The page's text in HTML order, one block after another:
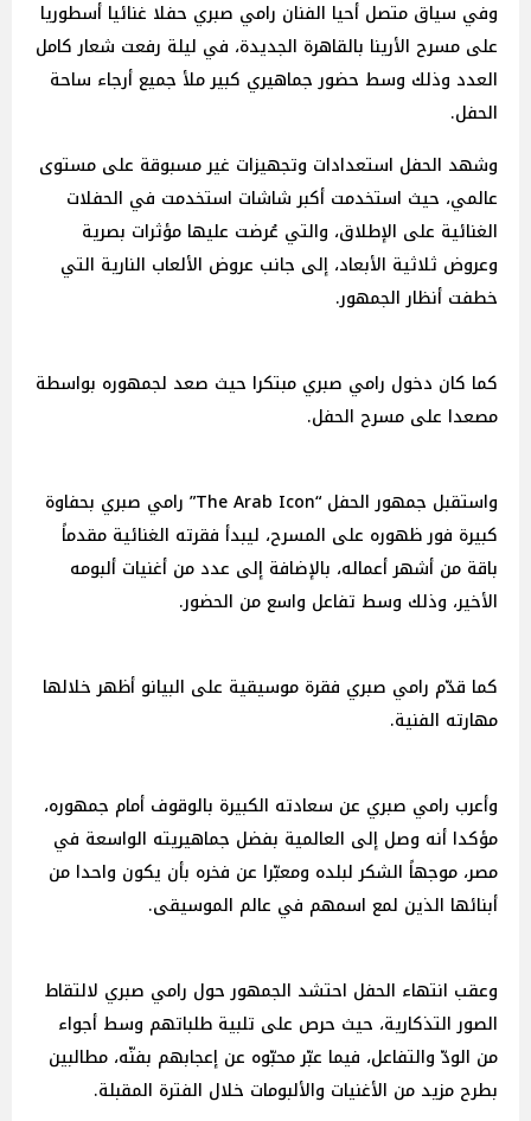
وفي سياق متصل أحيا الفنان رامي صبري حفلا غنائيا أسطوريا
على مسرح الأرينا بالقاهرة الجديدة، في ليلة رفعت شعار كامل
العدد وذلك وسط حضور جماهيري كبير ملأ جميع أرجاء ساحة
الحفل.
وشهد الحفل استعدادات وتجهيزات غير مسبوقة على مستوى
عالمي، حيث استخدمت أكبر شاشات استخدمت في الحفلات
الغنائية على الإطلاق، والتي عُرضت عليها مؤثرات بصرية
وعروض ثلاثية الأبعاد، إلى جانب عروض الألعاب النارية التي
خطفت أنظار الجمهور.
كما كان دخول رامي صبري مبتكرا حيث صعد لجمهوره بواسطة
مصعدا على مسرح الحفل.
واستقبل جمهور الحفل “The Arab Icon” رامي صبري بحفاوة
كبيرة فور ظهوره على المسرح، ليبدأ فقرته الغنائية مقدماً
باقة من أشهر أعماله، بالإضافة إلى عدد من أغنيات ألبومه
الأخير، وذلك وسط تفاعل واسع من الحضور.
كما قدّم رامي صبري فقرة موسيقية على البيانو أظهر خلالها
مهارته الفنية.
وأعرب رامي صبري عن سعادته الكبيرة بالوقوف أمام جمهوره،
مؤكدا أنه وصل إلى العالمية بفضل جماهيريته الواسعة في
مصر، موجهاً الشكر لبلده ومعبّرا عن فخره بأن يكون واحدا من
أبنائها الذين لمع اسمهم في عالم الموسيقى.
وعقب انتهاء الحفل احتشد الجمهور حول رامي صبري لالتقاط
الصور التذكارية، حيث حرص على تلبية طلباتهم وسط أجواء
من الودّ والتفاعل، فيما عبّر محبّوه عن إعجابهم بفنّه، مطالبين
بطرح مزيد من الأغنيات والألبومات خلال الفترة المقبلة.